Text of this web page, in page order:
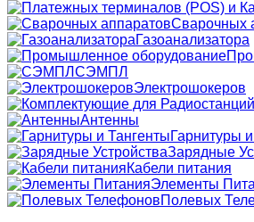
Сварочных
Газоанализатора
СЭМПЛ
Электрошокеров
Антенны
Гарнитуры
Зарядные
Кабели питания
Элементы
Полевых